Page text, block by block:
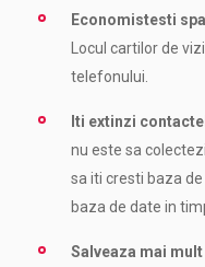
Economistesti
Locul cartilor de
telefonului.
Iti extinzi
nu este sa
sa iti cresti baza
baza de date in
Salveaza mai